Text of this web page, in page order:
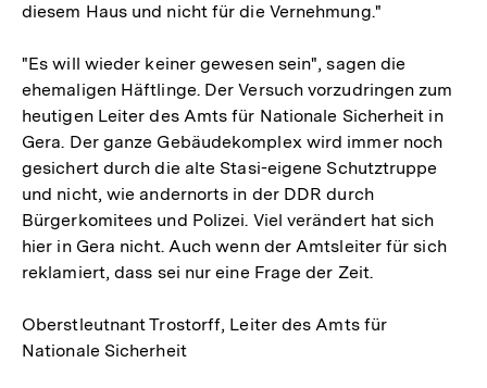
diesem Haus und nicht für die Vernehmung."
"Es will wieder keiner gewesen sein", sagen die
ehemaligen Häftlinge. Der Versuch vorzudringen zum
heutigen Leiter des Amts für Nationale Sicherheit in
Gera. Der ganze Gebäudekomplex wird immer noch
gesichert durch die alte Stasi-eigene Schutztruppe
und nicht, wie andernorts in der DDR durch
Bürgerkomitees und Polizei. Viel verändert hat sich
hier in Gera nicht. Auch wenn der Amtsleiter für sich
reklamiert, dass sei nur eine Frage der Zeit.
Oberstleutnant Trostorff, Leiter des Amts für
Nationale Sicherheit